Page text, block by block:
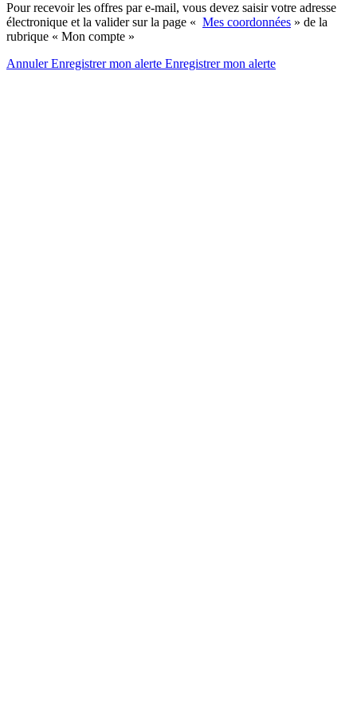
Pour recevoir les offres par e-mail, vous devez saisir votre adresse
électronique et la valider sur la page « Mes coordonnées » de la
rubrique « Mon compte »
AnnulerEnregistrer mon alerte Enregistrermon alerte